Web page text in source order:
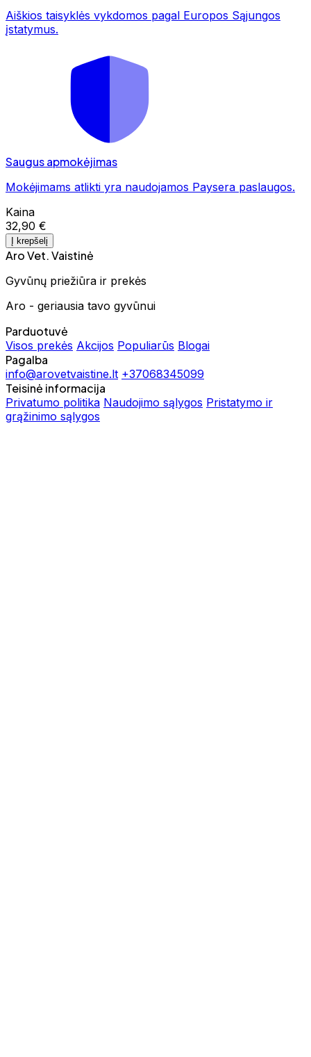
Aiškios taisyklės vykdomos pagal Europos Sąjungos
įstatymus.
Saugus apmokėjimas
Mokėjimams atlikti yra naudojamos Paysera paslaugos.
Kaina
32,90 €
Į krepšelį
Aro Vet. Vaistinė
Gyvūnų priežiūra ir prekės
Aro - geriausia tavo gyvūnui
Parduotuvė
Visos prekės Akcijos Populiarūs Blogai
Pagalba
info@arovetvaistine.lt +37068345099
Teisinė informacija
Privatumo politika Naudojimo sąlygos Pristatymo ir
grąžinimo sąlygos